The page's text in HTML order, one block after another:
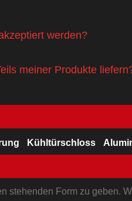
werden?
meiner Produkte
Kühltürschloss
stehenden Form zu geben.